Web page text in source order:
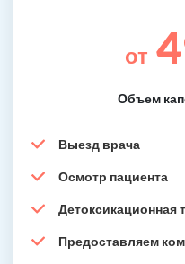
от
Объем
Выезд врача
Осмотр пациента
Детоксикационная
Предоставляем